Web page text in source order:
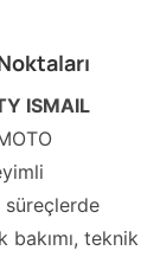
ISMAIL
süreçlerde
bakımı, teknik